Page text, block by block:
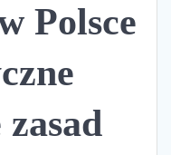
Polsce